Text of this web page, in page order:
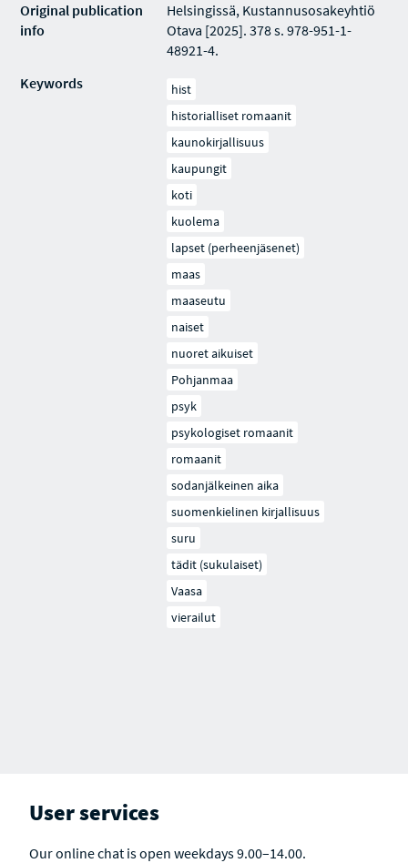
Original publication
info
Helsingissä, Kustannusosakeyhtiö
Otava [2025]. 378 s. 978-951-1-
48921-4.
Keywords
hist
historialliset romaanit
kaunokirjallisuus
kaupungit
koti
kuolema
lapset (perheenjäsenet)
maas
maaseutu
naiset
nuoret aikuiset
Pohjanmaa
psyk
psykologiset romaanit
romaanit
sodanjälkeinen aika
suomenkielinen kirjallisuus
suru
tädit (sukulaiset)
Vaasa
vierailut
User services
Our online chat is open weekdays 9.00–14.00.